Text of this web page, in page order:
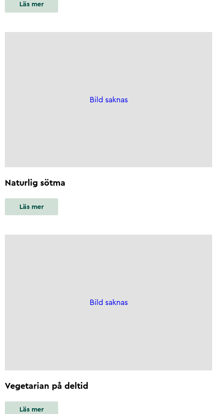
Läs mer
Bild saknas
Naturlig sötma
Läs mer
Bild saknas
Vegetarian på deltid
Läs mer